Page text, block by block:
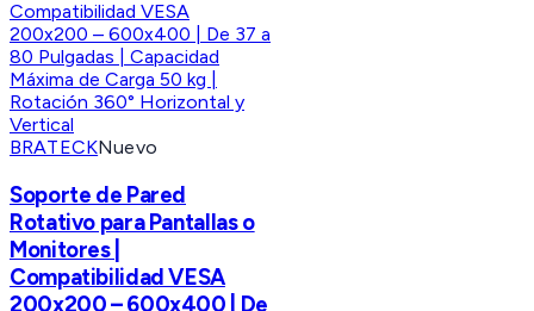
BRATECKNuevo
Soporte de Pared
Rotativo para Pantallas o
Monitores |
Compatibilidad VESA
200x200 – 600x400 | De